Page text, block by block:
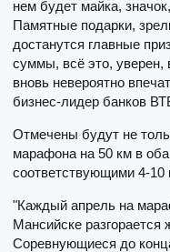
нем будет майка,
Памятные подарки,
достанутся главные
суммы, всё это, уверен,
вновь невероятно
бизнес-лидер банков
Отмечены будут не
марафона на 50 км в
соответствующими 4-10
"Каждый апрель на
Мансийске разгорается
Соревнующиеся до